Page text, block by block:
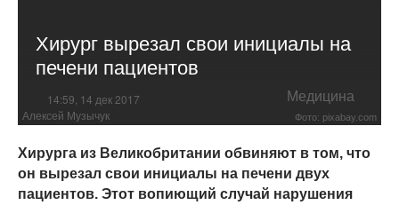
Хирург вырезал свои инициалы на
печени пациентов
14:59, 14 дек 2017 Медицина
Алексей Музычук Фото: pixabay.com
Хирурга из Великобритании обвиняют в том, что
он вырезал свои инициалы на печени двух
пациентов. Этот вопиющий случай нарушения